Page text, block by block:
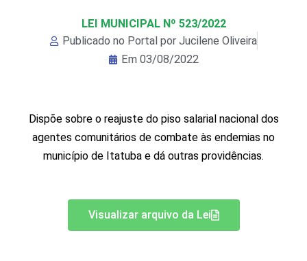
LEI MUNICIPAL Nº 523/2022
Publicado no Portal por Jucilene Oliveira
Em 03/08/2022
Dispõe sobre o reajuste do piso salarial nacional dos
agentes comunitários de combate às endemias no
município de Itatuba e dá outras providências.
Visualizar arquivo da Lei